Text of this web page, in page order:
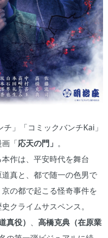
」「コミックバンチKai」
画「応天の門」 。
作は、平安時代を舞台
真と、都で随一の色男で
の都で起こる怪奇事件を
クライムサスペンス。
真役） 、 高橋克典（在原業